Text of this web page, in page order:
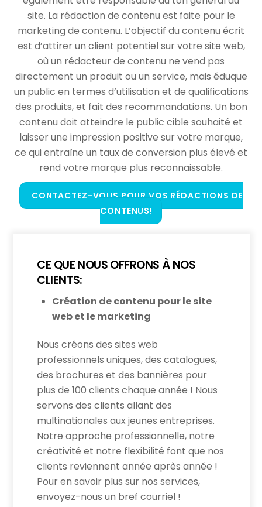
site. La rédaction de contenu est faite pour le
marketing de contenu. L’objectif du contenu écrit
est d’attirer un client potentiel sur votre site web,
où un rédacteur de contenu ne vend pas
directement un produit ou un service, mais éduque
un public en termes d’utilisation et de qualifications
des produits, et fait des recommandations. Un bon
contenu doit atteindre le public cible souhaité et
laisser une impression positive sur votre marque,
ce qui entraîne un taux de conversion plus élevé et
rend votre marque plus reconnaissable.
CONTACTEZ-VOUS POUR VOS RÉDACTIONS DE
CONTENUS!
CE QUE NOUS OFFRONS À NOS
CLIENTS:
Création de contenu pour le site
web et le marketing
Nous créons des sites web
professionnels uniques, des catalogues,
des brochures et des bannières pour
plus de 100 clients chaque année ! Nous
servons des clients allant des
multinationales aux jeunes entreprises.
Notre approche professionnelle, notre
créativité et notre flexibilité font que nos
clients reviennent année après année !
Pour en savoir plus sur nos services,
envoyez-nous un bref courriel !